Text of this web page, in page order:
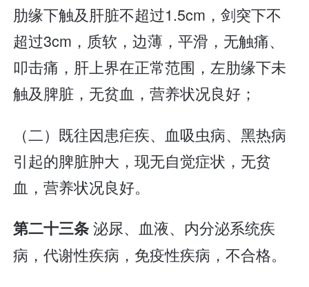
肋缘下触及肝脏不超过1.5cm，剑突下不
超过3cm，质软，边薄，平滑，无触痛、
叩击痛，肝上界在正常范围，左肋缘下未
触及脾脏，无贫血，营养状况良好；
（二）既往因患疟疾、血吸虫病、黑热病
引起的脾脏肿大，现无自觉症状，无贫
血，营养状况良好。
第二十三条泌尿、血液、内分泌系统疾
病，代谢性疾病，免疫性疾病，不合格。